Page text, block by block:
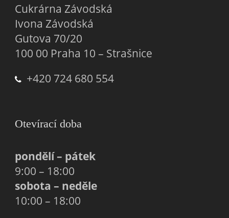
Cukrárna Závodská
Ivona Závodská
Gutova 70/20
100 00 Praha 10 – Strašnice
+420 724 680 554
Otevírací doba
pondělí – pátek
9:00 – 18:00
sobota – neděle
10:00 – 18:00